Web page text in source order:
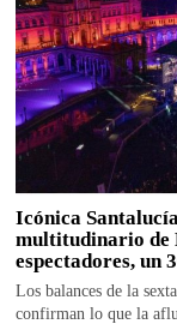
Icónica
multitudinario de
espectadores, un
Los balances de la
confirman lo que la